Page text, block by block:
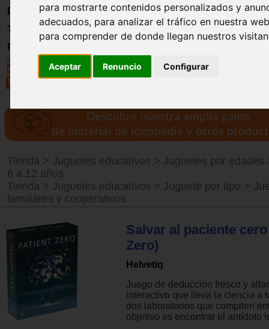
para mostrarte contenidos personalizados y
adecuados, para analizar el tráfico en nuestra
para comprender de donde llegan nuestros
Aceptar Renuncio Configurar
Directorio
Trabajo
Registro
Tienda > Juguetes educativos > Juguetes por edades
6 a 12 años
Tienda > Juguetes educativos > Juguete por tipo >
familiares y cooperativos
Salvar al paciente
Zero)
Helvetiq
Juego de deducción fresco y
interactivo que lleva la ciencia a
dos laboratorios que compiten
objetivo es encontrar el antídoto